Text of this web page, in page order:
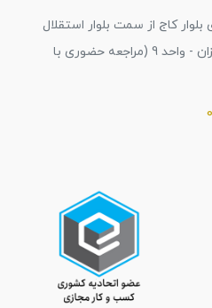
کاج از سمت بلوار استقلال
- پلاک 23 - ساختمان اداری مهریزان - واحد 9 (مراجعه حضوری با